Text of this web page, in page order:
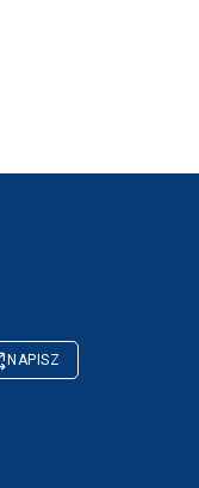
NAPISZ